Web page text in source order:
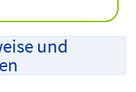
und